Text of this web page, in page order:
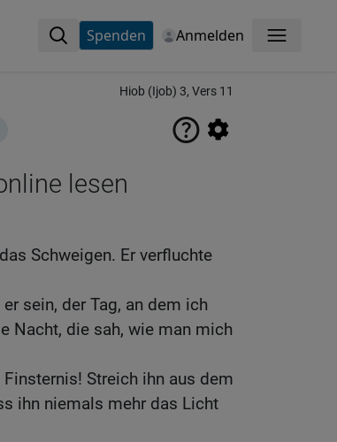
Spenden Anmelden Menü
Hiob (Ijob) 3, Vers 11
lesen
Schweigen. Er verfluchte
sein, der Tag, an dem ich
Nacht, die sah, wie man mich
Streich ihn aus dem
ihn niemals mehr das Licht